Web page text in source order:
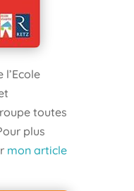
l’Ecole
toutes
plus
mon article